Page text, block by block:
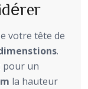
votre tête de
.
pour un
la hauteur